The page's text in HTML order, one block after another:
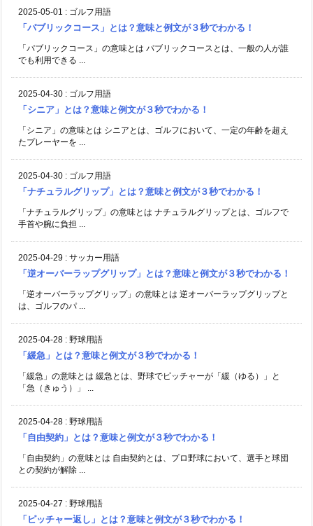
2025-05-01 : ゴルフ用語
「パブリックコース」とは？意味と例文が３秒でわかる！
「パブリックコース」の意味とは パブリックコースとは、一般の人が誰
でも利用できる ...
2025-04-30 : ゴルフ用語
「シニア」とは？意味と例文が３秒でわかる！
「シニア」の意味とは シニアとは、ゴルフにおいて、一定の年齢を超え
たプレーヤーを ...
2025-04-30 : ゴルフ用語
「ナチュラルグリップ」とは？意味と例文が３秒でわかる！
「ナチュラルグリップ」の意味とは ナチュラルグリップとは、ゴルフで
手首や腕に負担 ...
2025-04-29 : サッカー用語
「逆オーバーラップグリップ」とは？意味と例文が３秒でわかる！
「逆オーバーラップグリップ」の意味とは 逆オーバーラップグリップと
は、ゴルフのパ ...
2025-04-28 : 野球用語
「緩急」とは？意味と例文が３秒でわかる！
「緩急」の意味とは 緩急とは、野球でピッチャーが「緩（ゆる）」と
「急（きゅう）」 ...
2025-04-28 : 野球用語
「自由契約」とは？意味と例文が３秒でわかる！
「自由契約」の意味とは 自由契約とは、プロ野球において、選手と球団
との契約が解除 ...
2025-04-27 : 野球用語
「ピッチャー返し」とは？意味と例文が３秒でわかる！